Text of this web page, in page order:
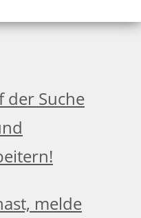
der Suche
melde